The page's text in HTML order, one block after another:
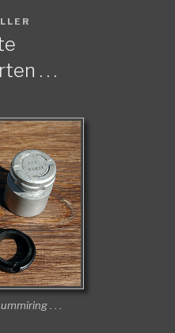
. . .
. . .